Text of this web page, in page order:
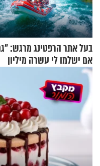
בעל אתר הרפטינג מרגש:
אם ישלמו לי עשרה מיליון
שקלים - לא אפתח בשבת"